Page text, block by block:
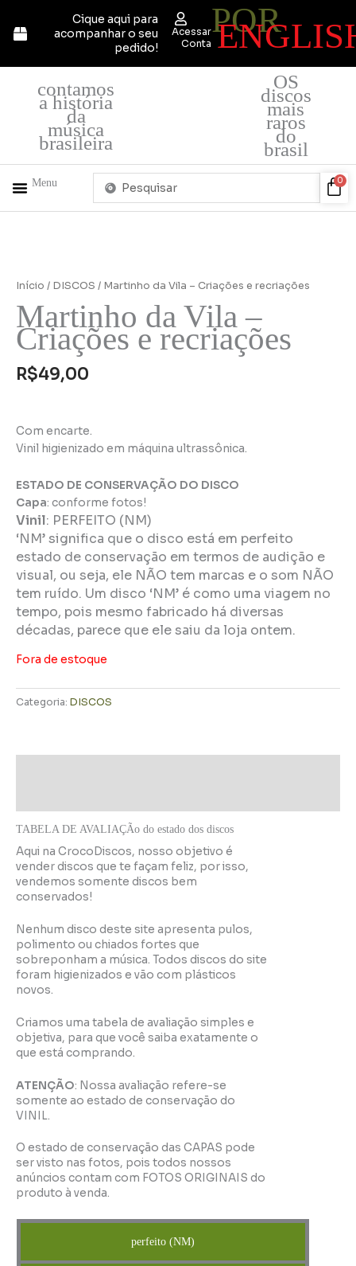
para
Cique aqui para
acompanhar o seu
pedido!
Acessar
Conta
POR
contamos
a história
da
música
brasileira
OS
discos
mais
raros
do
brasil
Menu
Pesquisar
0
Início / DISCOS / Martinho da Vila – Criações e recriações
Martinho da Vila –
Criações e recriações
R$49,00
Com encarte.
Vinil higienizado em máquina ultrassônica.
ESTADO DE CONSERVAÇÃO DO DISCO
Capa: conforme fotos!
Vinil: PERFEITO (NM)
‘NM’ significa que o disco está em perfeito
estado de conservação em termos de audição e
visual, ou seja, ele NÃO tem marcas e o som NÃO
tem ruído. Um disco ‘NM’ é como uma viagem no
tempo, pois mesmo fabricado há diversas
décadas, parece que ele saiu da loja ontem.
Fora de estoque
Categoria: DISCOS
TABELA DE AVALIAÇÃo do estado dos discos
Aqui na CrocoDiscos, nosso objetivo é
vender discos que te façam feliz, por isso,
vendemos somente discos bem
conservados!
Nenhum disco deste site apresenta pulos,
polimento ou chiados fortes que
sobreponham a música. Todos discos do site
foram higienizados e vão com plásticos
novos.
Criamos uma tabela de avaliação simples e
objetiva, para que você saiba exatamente o
que está comprando.
ATENÇÃO: Nossa avaliação refere-se
somente ao estado de conservação do
VINIL.
O estado de conservação das CAPAS pode
ser visto nas fotos, pois todos nossos
anúncios contam com FOTOS ORIGINAIS do
produto à venda.
perfeito (NM)